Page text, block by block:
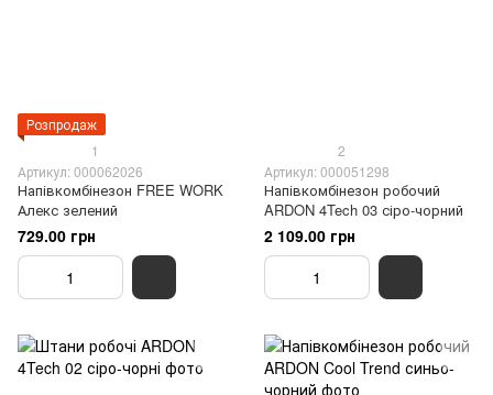
Розпродаж
1
Артикул: 000062026
Напівкомбінезон FREE WORK
Алекс зелений
729.00 грн
2
Артикул: 000051298
Напівкомбінезон робочий
ARDON 4Tech 03 сіро-чорний
2 109.00 грн